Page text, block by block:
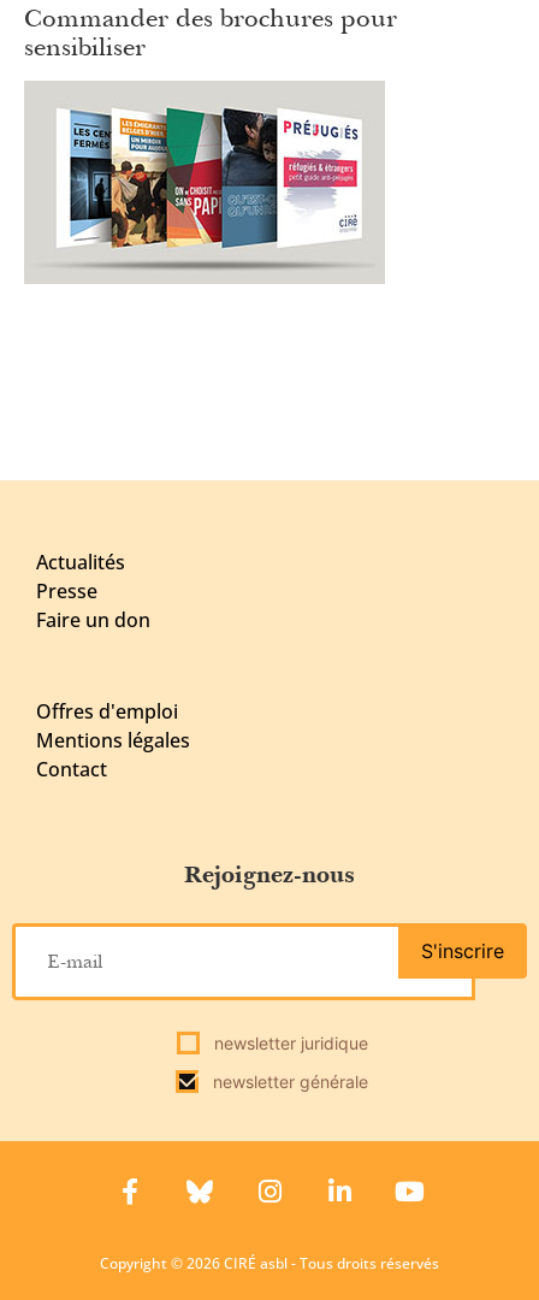
Commander des brochures pour
sensibiliser
Actualités
Presse
Faire un don
Offres d'emploi
Mentions légales
Contact
Rejoignez-nous
newsletter juridique
newsletter générale
S'inscrire
Copyright © 2026 CIRÉ asbl - Tous droits réservés